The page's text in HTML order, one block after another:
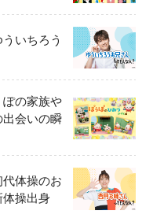
いちろう
の家族や
会いの瞬
代体操のお
操出身